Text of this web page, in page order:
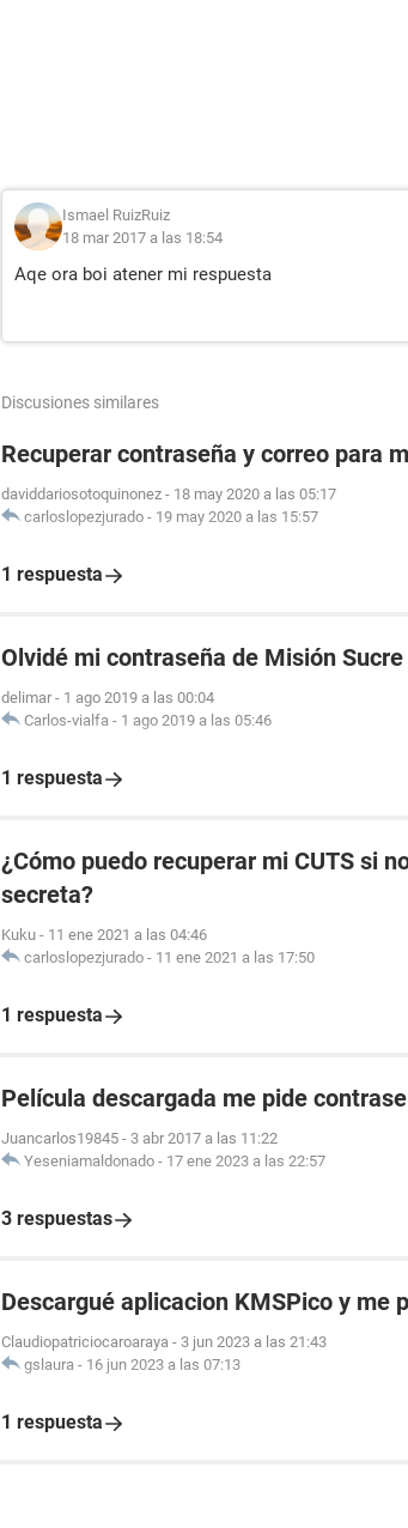
Ismael RuizRuiz
18 mar 2017 a las 18:54
Aqe ora boi atener mi respuesta
Discusiones similares
Recuperar contraseña y correo para
daviddariosotoquinonez - 18 may 2020 a las 05:17
carloslopezjurado - 19 may 2020 a las 15:57
1 respuesta
Olvidé mi contraseña de Misión Sucre
delimar - 1 ago 2019 a las 00:04
Carlos-vialfa - 1 ago 2019 a las 05:46
1 respuesta
¿Cómo puedo recuperar mi CUTS si
secreta?
Kuku - 11 ene 2021 a las 04:46
carloslopezjurado - 11 ene 2021 a las 17:50
1 respuesta
Película descargada me pide
Juancarlos19845 - 3 abr 2017 a las 11:22
Yeseniamaldonado - 17 ene 2023 a las 22:57
3 respuestas
Descargué aplicacion KMSPico y me
Claudiopatriciocaroaraya - 3 jun 2023 a las 21:43
gslaura - 16 jun 2023 a las 07:13
1 respuesta